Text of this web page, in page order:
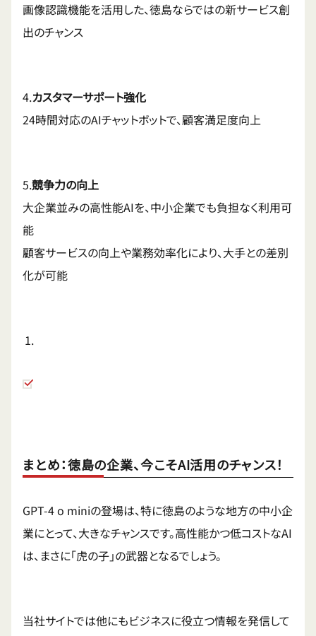
画像認識機能を活用した、徳島ならではの新サービス創
出のチャンス
4.カスタマーサポート強化
24時間対応のAIチャットボットで、顧客満足度向上
5.競争力の向上
大企業並みの高性能AIを、中小企業でも負担なく利用可
能
顧客サービスの向上や業務効率化により、大手との差別
化が可能
まとめ：徳島の企業、今こそAI活用のチャンス！
GPT-4 o miniの登場は、特に徳島のような地方の中小企
業にとって、大きなチャンスです。高性能かつ低コストなAI
は、まさに「虎の子」の武器となるでしょう。
当社サイトでは他にもビジネスに役立つ情報を発信して